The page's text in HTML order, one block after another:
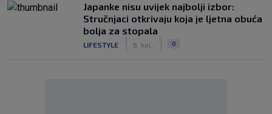
Japanke nisu uvijek najbolji izbor:
Stručnjaci otkrivaju koja je ljetna obuća
bolja za stopala
LIFESTYLE 6. kol. 0